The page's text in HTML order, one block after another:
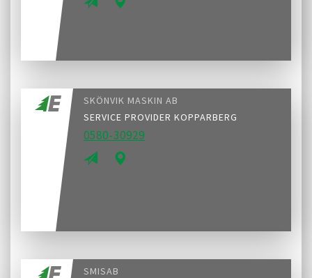
SKÖNVIK MASKIN AB
SERVICE PROVIDER KOPPARBERG
0580-30929
SMISAB